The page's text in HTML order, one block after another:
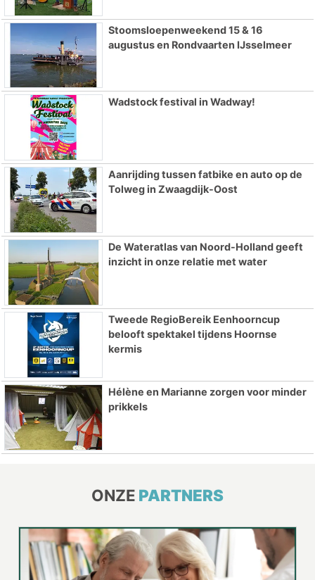
Stoomsloepenweekend 15 & 16
augustus en Rondvaarten IJsselmeer
Wadstock festival in Wadway!
Aanrijding tussen fatbike en auto op de
Tolweg in Zwaagdijk-Oost
De Wateratlas van Noord-Holland geeft
inzicht in onze relatie met water
Tweede RegioBereik Eenhoorncup
belooft spektakel tijdens Hoornse
kermis
Hélène en Marianne zorgen voor minder
prikkels
ONZE PARTNERS